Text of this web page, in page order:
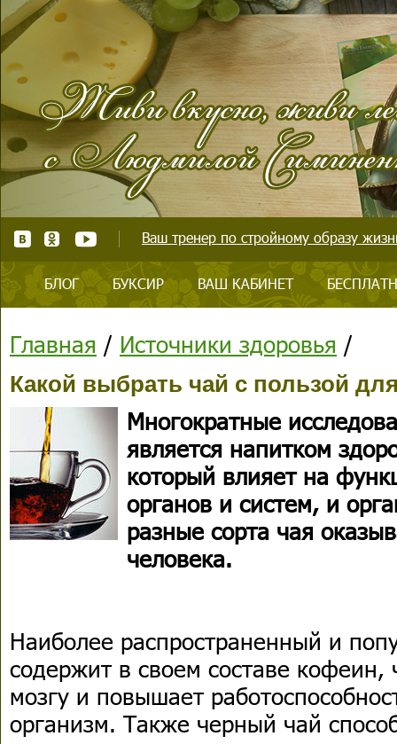
Ваш тренер по стройному образу
БЛОГ БУКСИР ВАШ КАБИНЕТ
Главная / Источники здоровья /
Какой выбрать чай с пользой
Многократные
является напитком
который влияет на
органов и систем, и
разные сорта чая
человека.
Наиболее распространенный и
содержит в своем составе кофеин,
мозгу и повышает
организм. Также черный чай